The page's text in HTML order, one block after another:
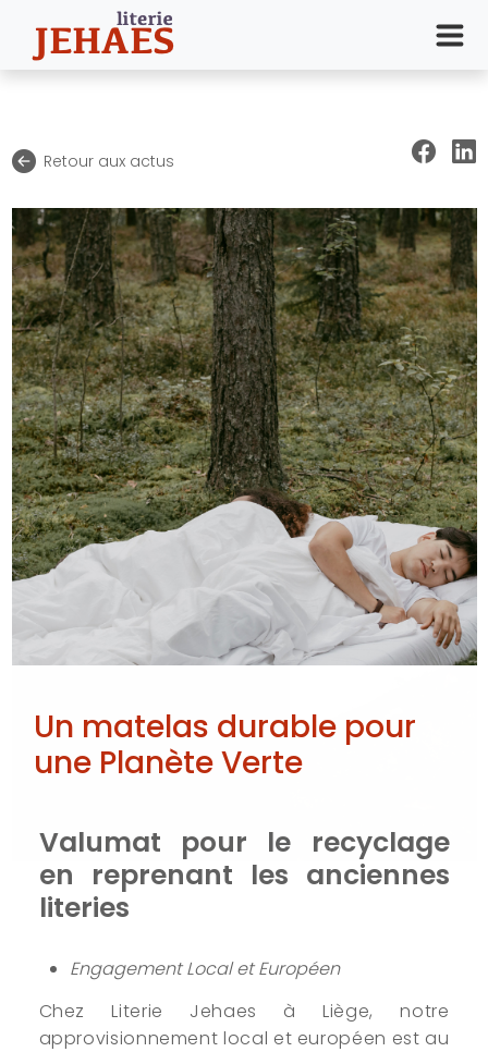
Retour aux actus
Un matelas durable pour
une Planète Verte
Valumat pour le recyclage
en reprenant les anciennes
literies
Engagement Local et Européen
Chez Literie Jehaes à Liège, notre
approvisionnement local et européen est au